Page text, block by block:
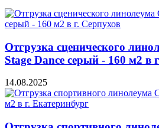
Отгрузка сценического
Stage Dance серый - 160 м2 в
14.08.2025